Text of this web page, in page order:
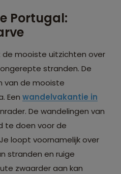
Portugal:
de mooiste uitzichten over
stranden. De
van de mooiste
Een wandelvakantie in
De wandelingen van
te doen voor de
loopt voornamelijk over
stranden en ruige
zwaarder aan kan